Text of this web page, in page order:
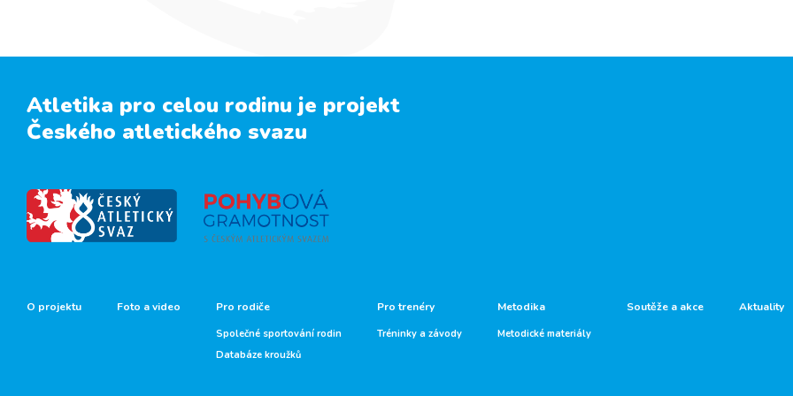
Atletika pro celou rodinu je projekt
Českého atletického svazu
O projektu Foto a video Pro rodiče
Společné sportování rodin
Databáze kroužků
Pro trenéry
Tréninky a závody
Metodika
Metodické materiály
Soutěže a akce Aktuality